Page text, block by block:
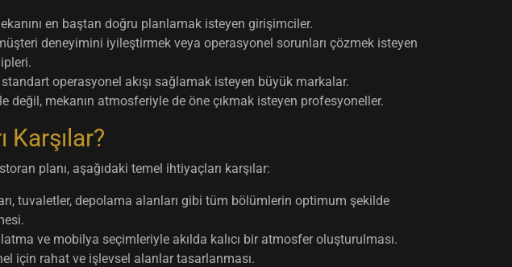
en baştan doğru planlamak isteyen girişimciler.
deneyimini iyileştirmek veya operasyonel sorunları çözmek isteyen
standart operasyonel akışı sağlamak isteyen büyük markalar.
değil, mekanın atmosferiyle de öne çıkmak isteyen profesyoneller.
Karşılar?
planı, aşağıdaki temel ihtiyaçları karşılar:
tuvaletler, depolama alanları gibi tüm bölümlerin optimum şekilde
ve mobilya seçimleriyle akılda kalıcı bir atmosfer oluşturulması.
için rahat ve işlevsel alanlar tasarlanması.